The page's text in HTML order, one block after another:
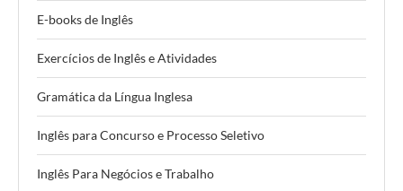
E-books de Inglês
Exercícios de Inglês e Atividades
Gramática da Língua Inglesa
Inglês para Concurso e Processo Seletivo
Inglês Para Negócios e Trabalho